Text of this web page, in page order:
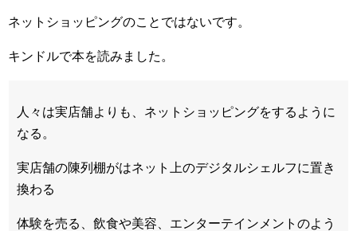
ネットショッピングのことではないです。
キンドルで本を読みました。
人々は実店舗よりも、ネットショッピングをするように
なる。
実店舗の陳列棚がはネット上のデジタルシェルフに置き
換わる
体験を売る、飲食や美容、エンターテインメントのよう